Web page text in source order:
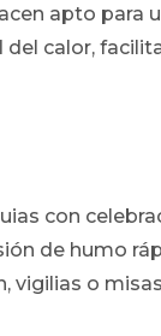
apto para
calor,
con
de humo
vigilias o